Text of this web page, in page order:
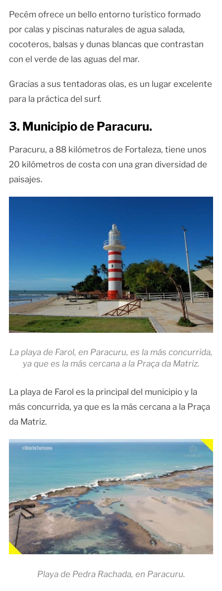
Pecém ofrece un bello entorno turístico formado
por calas y piscinas naturales de agua salada,
cocoteros, balsas y dunas blancas que contrastan
con el verde de las aguas del mar.
Gracias a sus tentadoras olas, es un lugar excelente
para la práctica del surf.
3. Municipio de Paracuru.
Paracuru, a 88 kilómetros de Fortaleza, tiene unos
20 kilómetros de costa con una gran diversidad de
paisajes.
La playa de Farol, en Paracuru, es la más concurrida,
ya que es la más cercana a la Praça da Matriz.
La playa de Farol es la principal del municipio y la
más concurrida, ya que es la más cercana a la Praça
da Matriz.
Playa de Pedra Rachada, en Paracuru.